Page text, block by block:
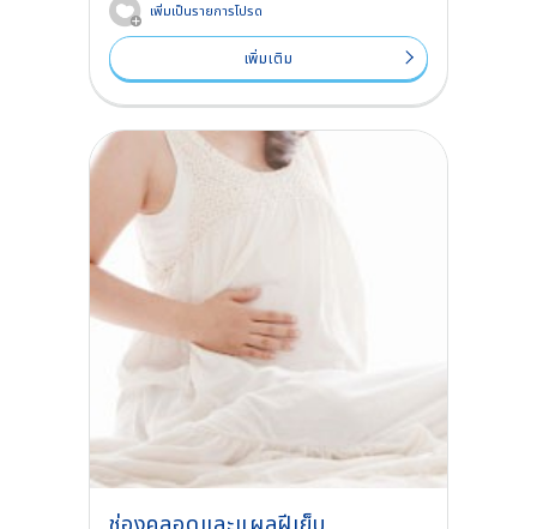
เพิ่มเป็นรายการโปรด
เพิ่มเติม
ช่องคลอดและแผลฝีเย็บ